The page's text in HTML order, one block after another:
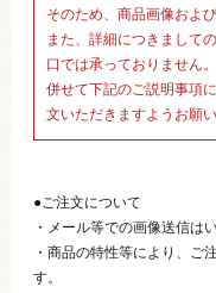
そのため、商品画像およ
また、詳細につきまして
口では承っておりません。
併せて下記のご説明事項
文いただきますようお願い
●ご注文について
・メール等での画像送信は
・商品の特性等により、ご
す。